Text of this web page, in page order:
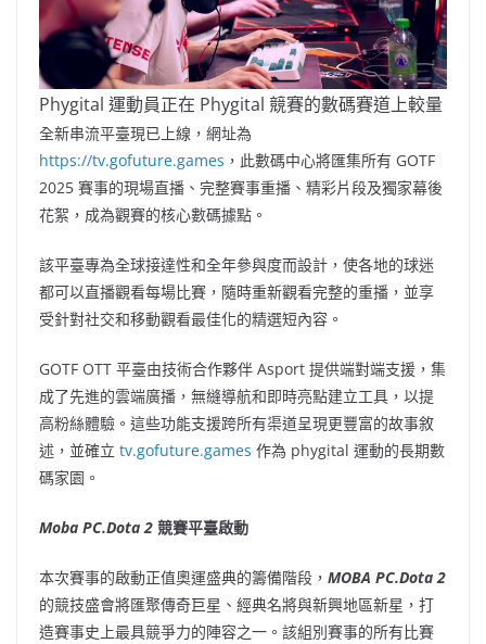
Phygital 運動員正在 Phygital 競賽的數碼賽道上較量
全新串流平臺現已上線，網址為
https://tv.gofuture.games ，此數碼中心將匯集所有 GOTF
2025 賽事的現場直播、完整賽事重播、精彩片段及獨家幕後
花絮，成為觀賽的核心數碼據點。
該平臺專為全球接達性和全年參與度而設計，使各地的球迷
都可以直播觀看每場比賽，隨時重新觀看完整的重播，並享
受針對社交和移動觀看最佳化的精選短內容。
GOTF OTT 平臺由技術合作夥伴 Asport 提供端對端支援，集
成了先進的雲端廣播，無縫導航和即時亮點建立工具，以提
高粉絲體驗。這些功能支援跨所有渠道呈現更豐富的故事敘
述，並確立 tv.gofuture.games 作為 phygital 運動的長期數
碼家園。
Moba PC.Dota 2 競賽平臺啟動
本次賽事的啟動正值奧運盛典的籌備階段， MOBA PC.Dota 2
的競技盛會將匯聚傳奇巨星、經典名將與新興地區新星，打
造賽事史上最具競爭力的陣容之一。該組別賽事的所有比賽